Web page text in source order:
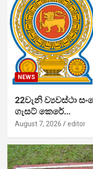
NEWS
22වැනි ව්‍යවස්ථා
ගැසට් කෙරේ…
August 7, 2026 editor